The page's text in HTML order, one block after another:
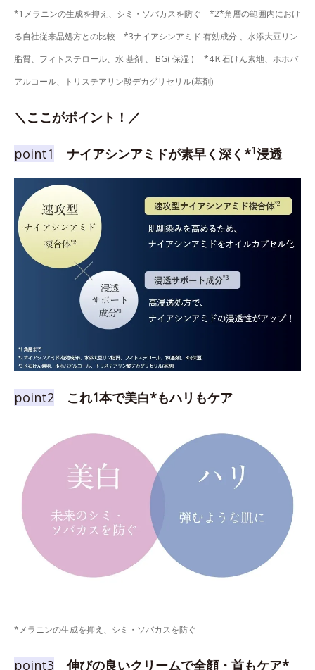
*1メラニンの生成を抑え、シミ・ソバカスを防ぐ *2*角層の範囲内におけ
る自社従来品処方との比較 *3ナイアシンアミド 有効成分 、水添大豆リン
脂質、フィトステロール、水 基剤 、 BG( 保湿 ) *4Ｋ石けん素地、ホホバ
アルコール、トリステアリン酸デカグリセリル(基剤)
＼ここがポイント！／
point1 ナイアシンアミドが素早く深く*1浸透
point2 これ1本で美白*もハリもケア
*メラニンの生成を抑え、シミ・ソバカスを防ぐ
point3 伸びの良いクリームで全顔・首もケア*